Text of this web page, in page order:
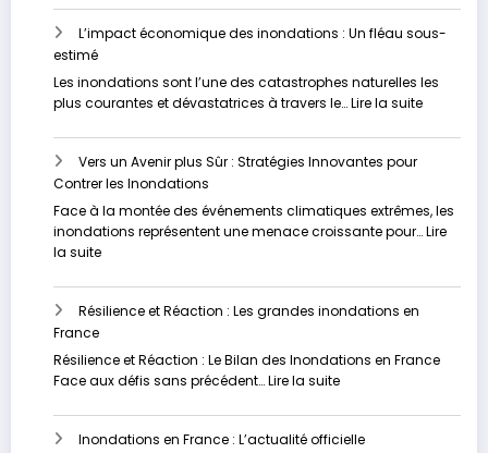
de
nos
inondations
en
Belgique
:
Comprendre
causes
et
se
préparer
pour
l’avenir
L’impact économique des inondations : Un fléau sous-
estimé
Les inondations sont l’une des catastrophes naturelles les
plus courantes et dévastatrices à travers le…Lire la suite:
:
Un
estimé
Vers un Avenir plus Sûr : Stratégies Innovantes pour
Contrer les Inondations
Face à la montée des événements climatiques extrêmes, les
inondations représentent une menace croissante pour…Lire
la suite:
un
Avenir
Sûr
:
Innovantes
pour
Résilience et Réaction : Les grandes inondations en
France
Résilience et Réaction : Le Bilan des Inondations en France
Face aux défis sans précédent…Lire la suite:
et
Réaction
Inondations en France : L’actualité officielle